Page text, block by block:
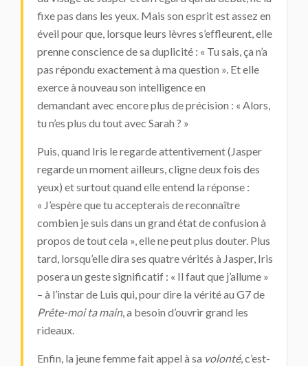
fixe pas dans les yeux. Mais son esprit est assez en
éveil pour que, lorsque leurs lèvres s’effleurent, elle
prenne conscience de sa duplicité : « Tu sais, ça n’a
pas répondu exactement à ma question ». Et elle
exerce à nouveau son intelligence en
demandant avec encore plus de précision : « Alors,
tu n’es plus du tout avec Sarah ? »
Puis, quand Iris le regarde attentivement (Jasper
regarde un moment ailleurs, cligne deux fois des
yeux) et surtout quand elle entend la réponse :
« J’espère que tu accepterais de reconnaître
combien je suis dans un grand état de confusion à
propos de tout cela », elle ne peut plus douter. Plus
tard, lorsqu’elle dira ses quatre vérités à Jasper, Iris
posera un geste significatif : « Il faut que j’allume »
– à l’instar de Luis qui, pour dire la vérité au G7 de
Prête-moi ta main, a besoin d’ouvrir grand les
rideaux.
Enfin, la jeune femme fait appel à sa volonté, c’est-